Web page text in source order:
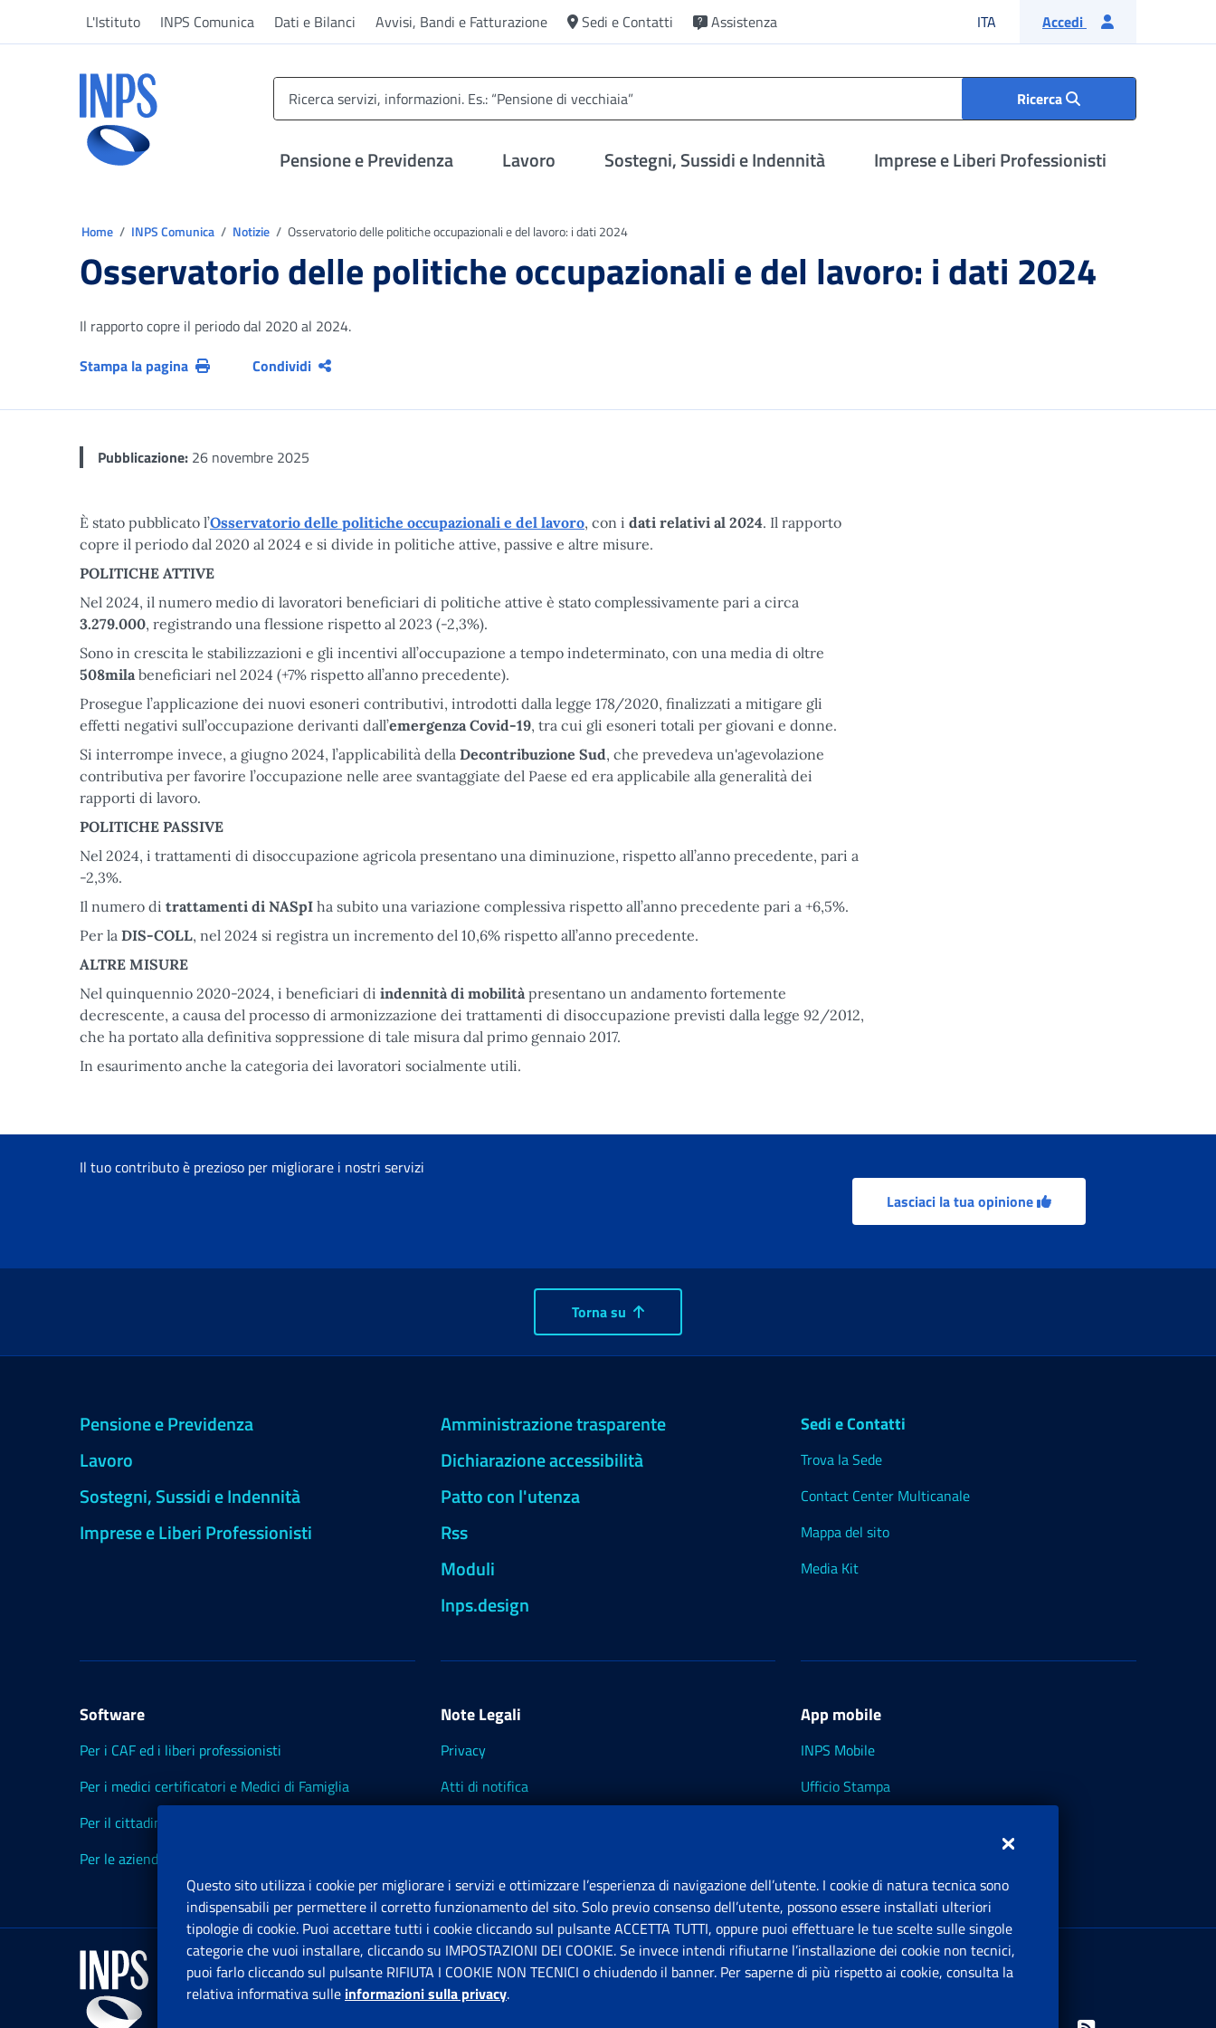
L'Istituto INPS Comunica Dati e Bilanci Avvisi, Bandi e Fatturazione Sedi e Contatti Assistenza ITA Lingua italiana
Accedi
Ricerca
Pensione e Previdenza Lavoro Sostegni, Sussidi e Indennità Imprese e Liberi Professionisti
Home INPS Comunica Notizie Osservatorio delle politiche occupazionali e del lavoro: i dati 2024
Osservatorio delle politiche occupazionali e del lavoro: i dati 2024
Il rapporto copre il periodo dal 2020 al 2024.
Stampa la pagina
Condividi
Pubblicazione: 26 novembre 2025
È stato pubblicato l’Osservatorio delle politiche occupazionali e del lavoro, con i dati relativi al 2024. Il rapporto
copre il periodo dal 2020 al 2024 e si divide in politiche attive, passive e altre misure.
POLITICHE ATTIVE
Nel 2024, il numero medio di lavoratori beneficiari di politiche attive è stato complessivamente pari a circa
3.279.000, registrando una flessione rispetto al 2023 (-2,3%).
Sono in crescita le stabilizzazioni e gli incentivi all’occupazione a tempo indeterminato, con una media di oltre
508milabeneficiari nel 2024 (+7% rispetto all’anno precedente).
Prosegue l’applicazione dei nuovi esoneri contributivi, introdotti dalla legge 178/2020, finalizzati a mitigare gli
effetti negativi sull’occupazione derivanti dall’emergenza Covid-19, tra cui gli esoneri totali per giovani e donne.
Si interrompe invece, a giugno 2024, l’applicabilità della Decontribuzione Sud, che prevedeva un'agevolazione
contributiva per favorire l’occupazione nelle aree svantaggiate del Paese ed era applicabile alla generalità dei
rapporti di lavoro.
POLITICHE PASSIVE
Nel 2024, i trattamenti di disoccupazione agricola presentano una diminuzione, rispetto all’anno precedente, pari a
-2,3%.
Il numero di trattamenti di NASpI ha subito una variazione complessiva rispetto all’anno precedente pari a +6,5%.
Per la DIS-COLL, nel 2024 si registra un incremento del 10,6% rispetto all’anno precedente.
ALTRE MISURE
Nel quinquennio 2020-2024, i beneficiari di indennità di mobilitàpresentano un andamento fortemente
decrescente, a causa del processo di armonizzazione dei trattamenti di disoccupazione previsti dalla legge 92/2012,
che ha portato alla definitiva soppressione di tale misura dal primo gennaio 2017.
In esaurimento anche la categoria dei lavoratori socialmente utili.
Il tuo contributo è prezioso per migliorare i nostri servizi
Lasciaci la tua opinione
Torna su
Pensione e Previdenza
Lavoro
Sostegni, Sussidi e Indennità
Imprese e Liberi Professionisti
Amministrazione trasparente
Dichiarazione accessibilità
Patto con l'utenza
Rss
Moduli
Inps.design
Sedi e Contatti
Trova la Sede
Contact Center Multicanale
Mappa del sito
Media Kit
Software
Per i CAF ed i liberi professionisti
Per i medici certificatori e Medici di Famiglia
Per il cittadino
Per le aziende ed i Consulenti
Note Legali
Privacy
Atti di notifica
App mobile
INPS Mobile
Ufficio Stampa
Sede Legale: Via Ciro il Grande, 21
00144 Roma
P.IVA 02121151001
Questo sito utilizza i cookie per migliorare i servizi e ottimizzare l’esperienza di navigazione dell’utente. I cookie di natura tecnica sono
indispensabili per permettere il corretto funzionamento del sito. Solo previo consenso dell’utente, possono essere installati ulteriori
tipologie di cookie. Puoi accettare tutti i cookie cliccando sul pulsante ACCETTA TUTTI, oppure puoi effettuare le tue scelte sulle singole
categorie che vuoi installare, cliccando su IMPOSTAZIONI DEI COOKIE. Se invece intendi rifiutarne l’installazione dei cookie non tecnici,
puoi farlo cliccando sul pulsante RIFIUTA I COOKIE NON TECNICI o chiudendo il banner. Per saperne di più rispetto ai cookie, consulta la
relativa informativa sulle informazioni sulla privacy.